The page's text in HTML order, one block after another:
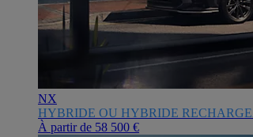
NX
HYBRIDE OU HYBRIDE
À partir de 58 500 €